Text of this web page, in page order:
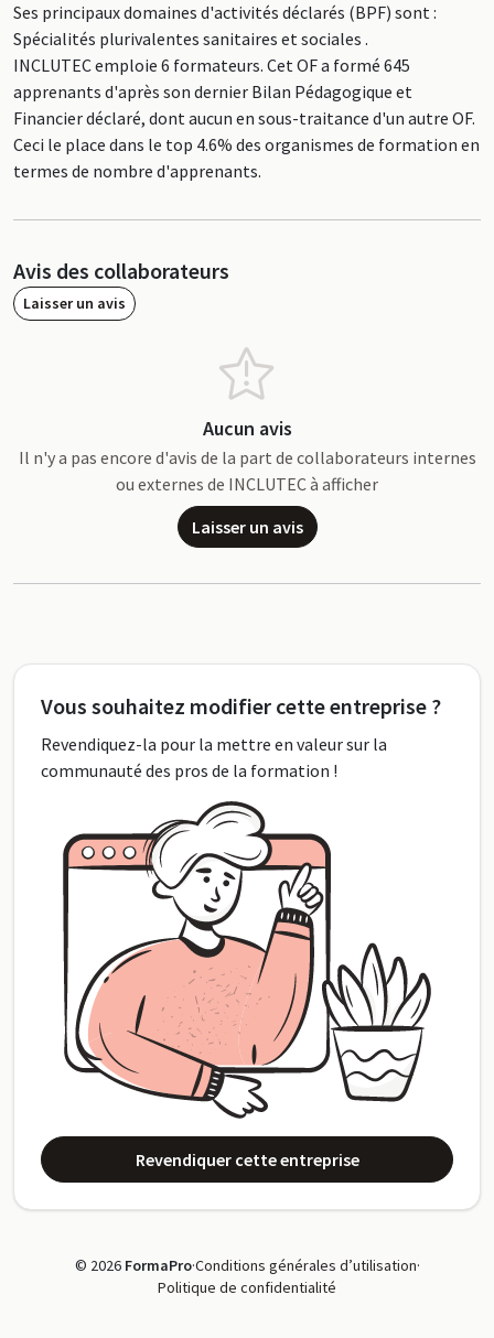
Ses principaux domaines d'activités déclarés (BPF) sont :
Spécialités plurivalentes sanitaires et sociales .
INCLUTEC emploie 6 formateurs. Cet OF a formé 645
apprenants d'après son dernier Bilan Pédagogique et
Financier déclaré, dont aucun en sous-traitance d'un autre OF.
Ceci le place dans le top 4.6% des organismes de formation en
termes de nombre d'apprenants.
Avis des collaborateurs
Laisser un avis
Aucun avis
Il n'y a pas encore d'avis de la part de collaborateurs internes
ou externes de INCLUTEC à afficher
Laisser un avis
Vous souhaitez modifier cette entreprise ?
Revendiquez-la pour la mettre en valeur sur la
communauté des pros de la formation !
Revendiquer cette entreprise
© 2026 FormaPro·Conditions générales d’utilisation·
Politique de confidentialité